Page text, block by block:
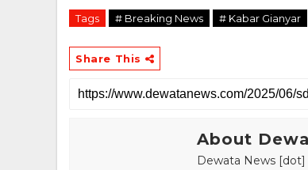
Tags # Breaking News # Kabar Gianyar
Share This
About
Dewata News [dot]